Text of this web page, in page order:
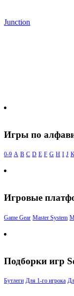
Junction
Игры по
0-9 A B C D E F G H I J
Игровые
Game Gear Master System
Подборки игр
Бутлеги Для 1-го игрока